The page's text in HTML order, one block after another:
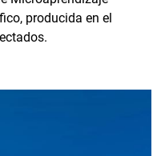
producida en el